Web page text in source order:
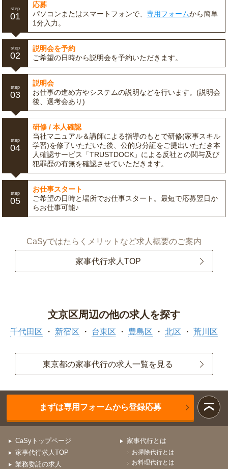
step
01
応募
パソコンまたはスマートフォンで、専用フォームから簡単
1分入力。
step
02
説明会を予約
ご希望の日時から説明会を予約いただきます。
step
03
説明会
お仕事の進め方やシステムの説明などを行います。(説明会
後、選考会あり)
step
04
研修 / 本人確認
当社マニュアル＆講師による指導のもとで研修(家事スキル
学習)を修了いただいた後、公的身分証をご提出いただき本
人確認サービス「TRUSTDOCK」による反社との関与及び
犯罪歴の有無を確認させていただきます。
step
05
お仕事スタート
ご希望の日時と場所でお仕事スタート。最短で応募翌日か
らお仕事可能♪
CaSyではたらくメリットなど求人概要のご案内
家事代行求人TOP
文京区周辺の他の求人を探す
千代田区 新宿区 台東区 豊島区 北区 荒川区
東京都の家事代行の求人一覧を見る
まずは専用フォームから登録応募
CaSyトップページ
家事代行求人TOP
業務委託の求人
家事代行とは
お掃除代行とは
お料理代行とは